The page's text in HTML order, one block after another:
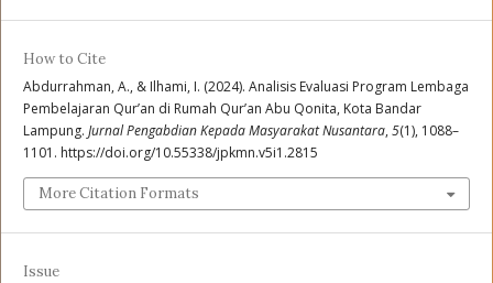
How to Cite
Abdurrahman, A., & Ilhami, I. (2024). Analisis Evaluasi Program Lembaga
Pembelajaran Qur’an di Rumah Qur’an Abu Qonita, Kota Bandar
Lampung. Jurnal Pengabdian Kepada Masyarakat Nusantara, 5(1), 1088–
1101. https://doi.org/10.55338/jpkmn.v5i1.2815
More Citation Formats
Issue